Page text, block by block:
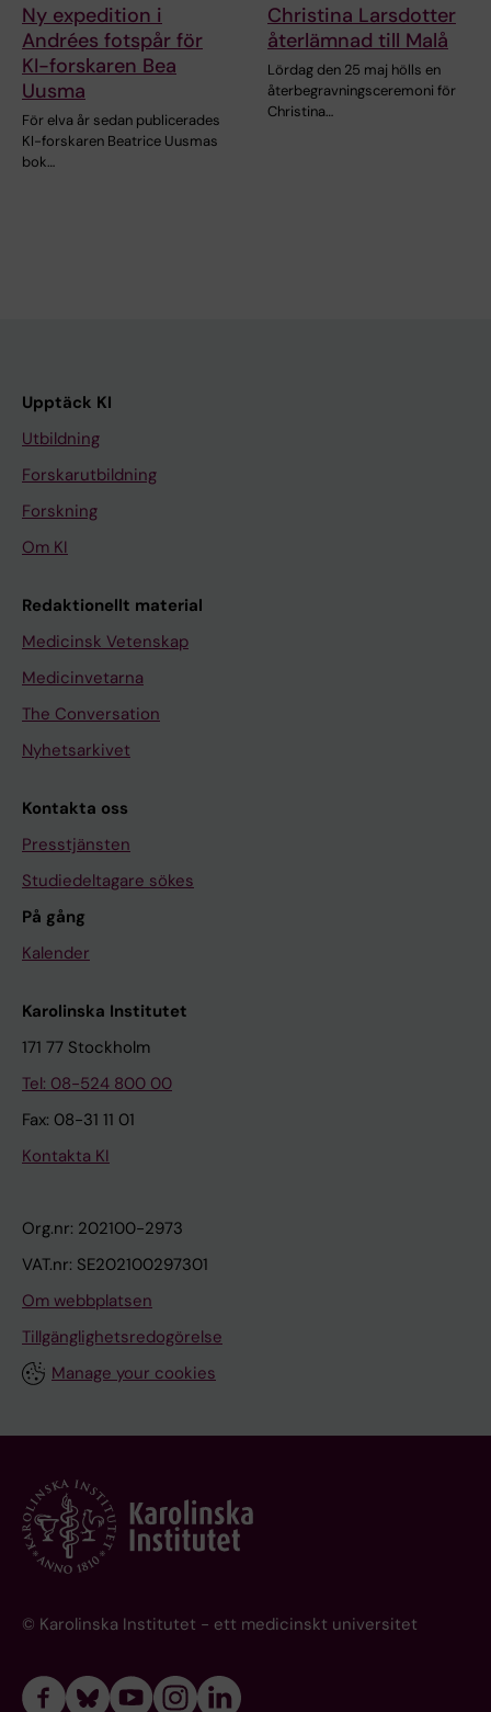
Ny expedition i
Andrées fotspår för
KI-forskaren Bea
Uusma
För elva år sedan publicerades
KI-forskaren Beatrice Uusmas
bok…
Christina Larsdotter
återlämnad till Malå
Lördag den 25 maj hölls en
återbegravningsceremoni för
Christina…
Upptäck KI
Utbildning
Forskarutbildning
Forskning
Om KI
Redaktionellt material
Medicinsk Vetenskap
Medicinvetarna
The Conversation
Nyhetsarkivet
Kontakta oss
Presstjänsten
Studiedeltagare sökes
På gång
Kalender
Karolinska Institutet
171 77 Stockholm
Tel: 08-524 800 00
Fax: 08-31 11 01
Kontakta KI
Org.nr: 202100-2973
VAT.nr: SE202100297301
Om webbplatsen
Tillgänglighetsredogörelse
Manage your cookies
© Karolinska Institutet - ett medicinskt universitet